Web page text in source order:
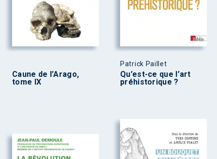
Caune de l’Arago,
tome IX
Patrick Paillet
Qu’est-ce que l’art
préhistorique ?